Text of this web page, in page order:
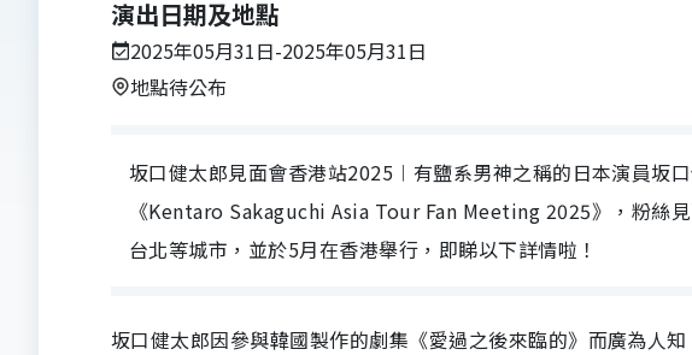
演出日期及地點
2025年05月31日-2025年05月31日
地點待公布
坂口健太郎見面會香港站2025︱有鹽系男神之稱的日本演員坂
《Kentaro Sakaguchi Asia Tour Fan Meeting 2025》，粉絲
台北等城市，並於5月在香港舉行，即睇以下詳情啦！
坂口健太郎因參與韓國製作的劇集《愛過之後來臨的》而廣為人